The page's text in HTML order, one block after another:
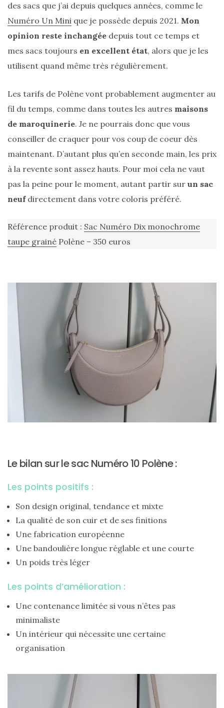
des sacs que j’ai depuis quelques années, comme le
Numéro Un Mini que je possède depuis 2021. Mon
opinion reste inchangée depuis tout ce temps et
mes sacs toujours en excellent état, alors que je les
utilisent quand même très régulièrement.
Les tarifs de Polène vont probablement augmenter au
fil du temps, comme dans toutes les autres maisons
de maroquinerie. Je ne pourrais donc que vous
conseiller de craquer pour vos coup de coeur dès
maintenant. D’autant plus qu’en seconde main, les prix
à la revente sont assez hauts. Pour moi cela ne vaut
pas la peine pour le moment, autant partir sur un sac
neufdirectement dans votre coloris préféré.
Référence produit : Sac Numéro Dix monochrome
taupe grainé Polène – 350 euros
Le bilan sur le sac Numéro 10 Polène :
Les points positifs :
Son design original, tendance et mixte
La qualité de son cuir et de ses finitions
Une fabrication européenne
Une bandoulière longue réglable et une courte
Un poids très léger
Les points d’amélioration :
Une contenance limitée si vous n’êtes pas
minimaliste
Un intérieur qui nécessite une certaine
organisation